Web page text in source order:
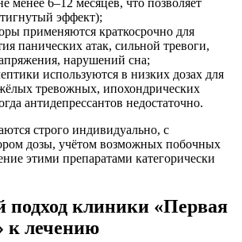
эффект);
применяются краткосрочно для
панических атак, сильной тревоги,
нарушений сна;
используются в низких дозах для
тревожных, ипохондрических
антидепрессантов недостаточно.
строго индивидуально, с
дозы, учётом возможных побочных
этими препаратами категорически
клиники «Первая
к лечению